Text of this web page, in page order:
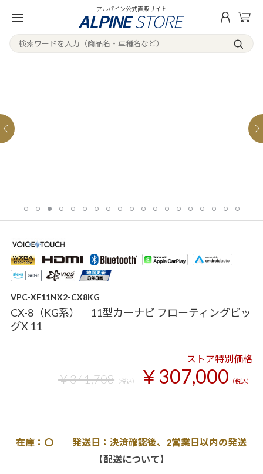
アルパイン公式直販サイト
VPC-XF11NX2-CX8KG
CX-8（KG系） 11型カーナビ フローティングビッ
グX 11
ストア特別価格
￥341,708（税込） ￥307,000 （税込）
在庫：〇 発送日：決済確認後、2営業日以内の発送
【配送について】